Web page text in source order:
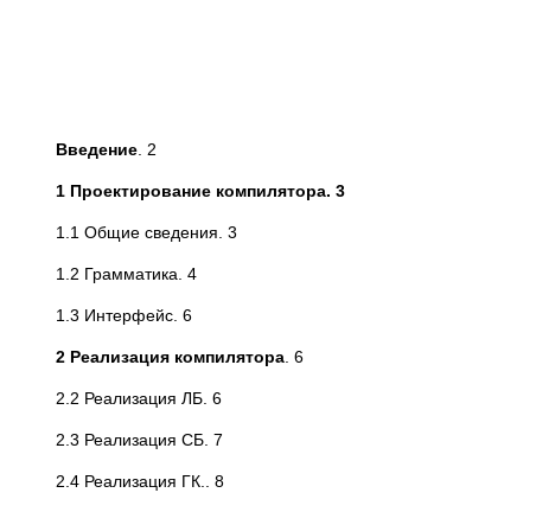
Введение . 2
1 Проектирование компилятора. 3
1.1 Общие сведения. 3
1.2 Грамматика. 4
1.3 Интерфейс. 6
2 Реализация компилятора . 6
2.2 Реализация ЛБ. 6
2.3 Реализация СБ. 7
2.4 Реализация ГК.. 8